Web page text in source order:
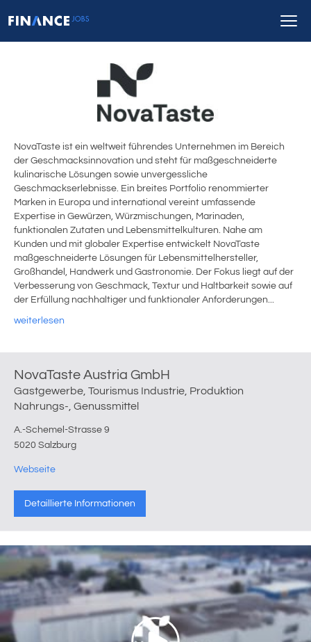
NovaTaste ist ein weltweit führendes Unternehmen im Bereich
der Geschmacksinnovation und steht für maßgeschneiderte
kulinarische Lösungen sowie unvergessliche
Geschmackserlebnisse. Ein breites Portfolio renommierter
Marken in Europa und international vereint umfassende
Expertise in Gewürzen, Würzmischungen, Marinaden,
funktionalen Zutaten und Lebensmittelkulturen. Nahe am
Kunden und mit globaler Expertise entwickelt NovaTaste
maßgeschneiderte Lösungen für Lebensmittelhersteller,
Großhandel, Handwerk und Gastronomie. Der Fokus liegt auf der
Verbesserung von Geschmack, Textur und Haltbarkeit sowie auf
der Erfüllung nachhaltiger und funktionaler Anforderungen...
weiterlesen
NovaTaste Austria GmbH
Gastgewerbe, Tourismus Industrie, Produktion
Nahrungs-, Genussmittel
A.-Schemel-Strasse 9
5020 Salzburg
Webseite
Detaillierte Informationen